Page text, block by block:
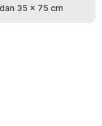
bahan microfiber
35 x 75 cm